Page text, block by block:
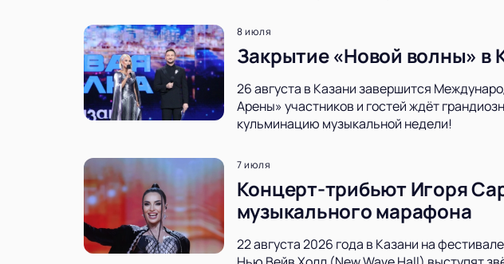
8 июля
Закрытие «Новой волны» в
26 августа в Казани завершится
Арены» участников и гостей ждёт
кульминацию музыкальной недели!
7 июля
Концерт-трибьют Игоря
музыкального марафона
22 августа 2026 года в Казани на